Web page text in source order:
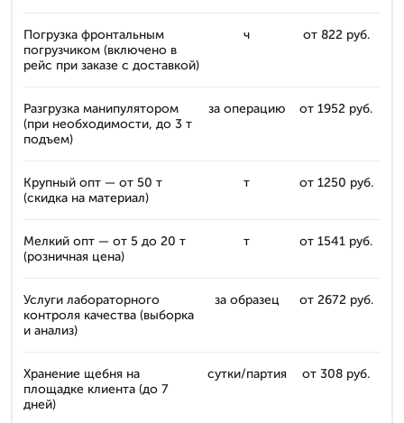
Погрузка фронтальным
погрузчиком (включено в
рейс при заказе с доставкой)
ч от 822 руб.
Разгрузка манипулятором
(при необходимости, до 3 т
подъем)
за операцию от 1952 руб.
Крупный опт — от 50 т
(скидка на материал)
т от 1250 руб.
Мелкий опт — от 5 до 20 т
(розничная цена)
т от 1541 руб.
Услуги лабораторного
контроля качества (выборка
и анализ)
за образец от 2672 руб.
Хранение щебня на
площадке клиента (до 7
дней)
сутки/партия от 308 руб.